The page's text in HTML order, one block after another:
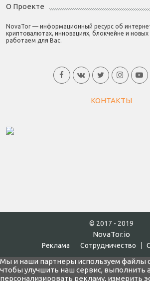
О Проекте
NovaTor — информационный ресурс об
криптовалютах, инновациях, блокчейне и
работаем для Вас.
КОНТАКТЫ
© 2017 - 2019
NovaTor.io
Реклама Cотрудничество
Мы и наши партнеры используем файлы
чтобы улучшить наш сервис, выполнить
персонализировать рекламу, измерить